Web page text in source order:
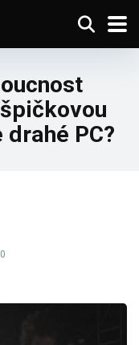
PC?